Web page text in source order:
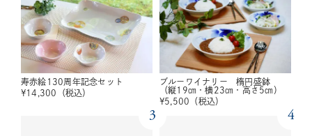
寿赤絵130周年記念セット
¥14,300 （税込）
ブルーワイナリー 楕円盛鉢
（縦19㎝・横23㎝・高さ5㎝）
¥5,500 （税込）
3 4